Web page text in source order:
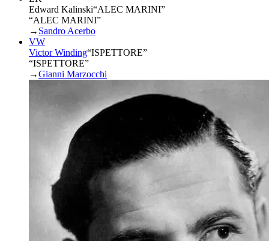
Edward Kalinski“ALEC MARINI”
“ALEC MARINI”
→ Sandro Acerbo
VW
Victor Winding“ISPETTORE”
“ISPETTORE”
→Gianni Marzocchi